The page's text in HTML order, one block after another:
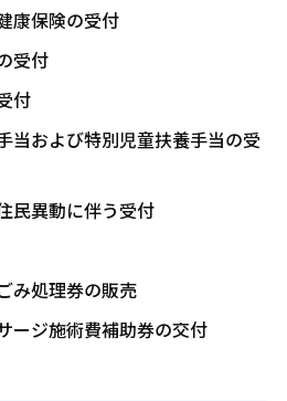
康保険の受付
受付
付
当および特別児童扶養手当の受
民異動に伴う受付
み処理券の販売
ージ施術費補助券の交付